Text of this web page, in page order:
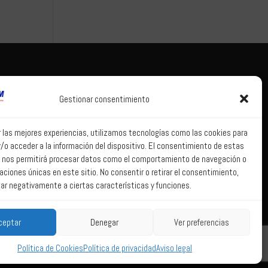
Gestionar consentimiento
las mejores experiencias, utilizamos tecnologías como las cookies para
o acceder a la información del dispositivo. El consentimiento de estas
permitirá procesar datos como el comportamiento de navegación o
únicas en este sitio. No consentir o retirar el consentimiento,
negativamente a ciertas características y funciones.
Denegar Ver preferencias
Política de CookiesPolítica de privacidadAviso legal
privacidad
Política de Sistema
Interno de
Información
Política de Cookies
Correo web